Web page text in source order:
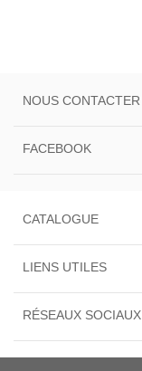
NOUS CONTACTER
FACEBOOK
CATALOGUE
LIENS UTILES
RÉSEAUX SOCIAUX